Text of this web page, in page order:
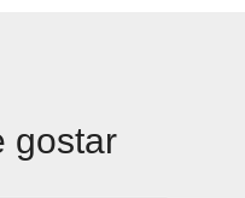
gostar